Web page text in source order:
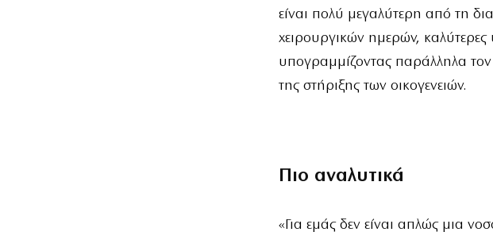
είναι πολύ μεγαλύτερη από τη
χειρουργικών ημερών, καλύτερες
υπογραμμίζοντας παράλληλα
της στήριξης των οικογενειών.
Πιο αναλυτικά
«Για εμάς δεν είναι απλώς μια